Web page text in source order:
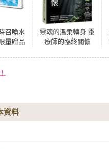
召喚水
量贈品
人的斑
靈魂的溫柔轉身 靈
療師的臨終關懷
資料